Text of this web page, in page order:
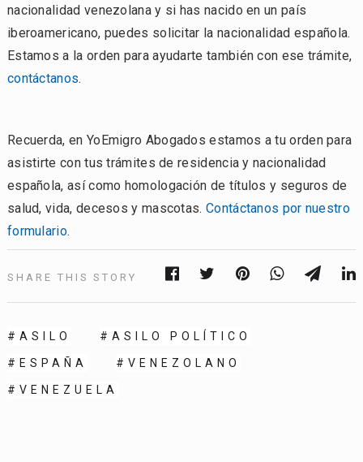
nacionalidad venezolana y si has nacido en un país
iberoamericano, puedes solicitar la nacionalidad española.
Estamos a la orden para ayudarte también con ese trámite,
contáctanos.
Recuerda, en YoEmigro Abogados estamos a tu orden para
asistirte con tus trámites de residencia y nacionalidad
española, así como homologación de títulos y seguros de
salud, vida, decesos y mascotas. Contáctanos por nuestro
formulario.
SHARE THIS STORY
ASILO ASILO POLÍTICO
ESPAÑA VENEZOLANO
VENEZUELA